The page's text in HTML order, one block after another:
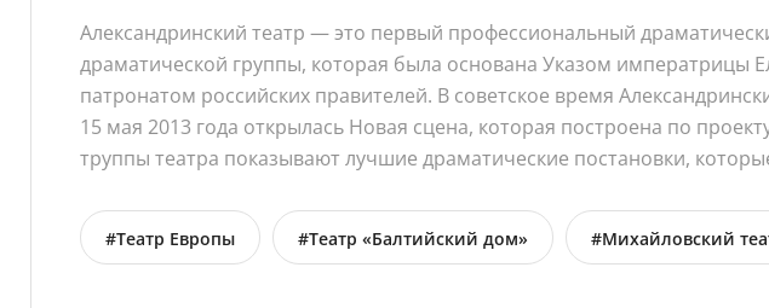
Александринский театр — это первый профессиональный
драматической группы, которая была основана Указом императрицы
патронатом российских правителей. В советское время
15 мая 2013 года открылась Новая сцена, которая построена по
труппы театра показывают лучшие драматические постановки,
#Театр Европы #Театр «Балтийский дом» #Михайловский